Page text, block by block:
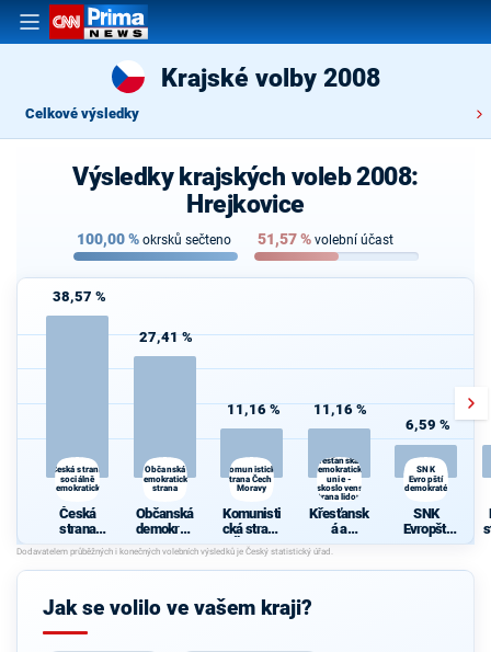
Krajské volby 2008
Celkové výsledky
Výsledky krajských voleb 2008:
Hrejkovice
100,00% okrsků sečteno 51,57% volební účast
38,57 %
Česká strana
sociálně
demokratická
Česká
strana
sociálně
demokrati
cká
27,41 %
Občanská
demokratická
strana
Občanská
demokrati
cká strana
11,16 %
Komunistická
strana Čech a
Moravy
Komunisti
cká strana
Čech a
Moravy
11,16 %
Křesťanská a
demokratická
unie -
Československá
strana lidová
Křesťansk
á a
demokrati
cká unie -
Českoslov
6,59 %
SNK
Evropští
demokraté
SNK
Evropští
demokraté
Jak se volilo ve vašem kraji?